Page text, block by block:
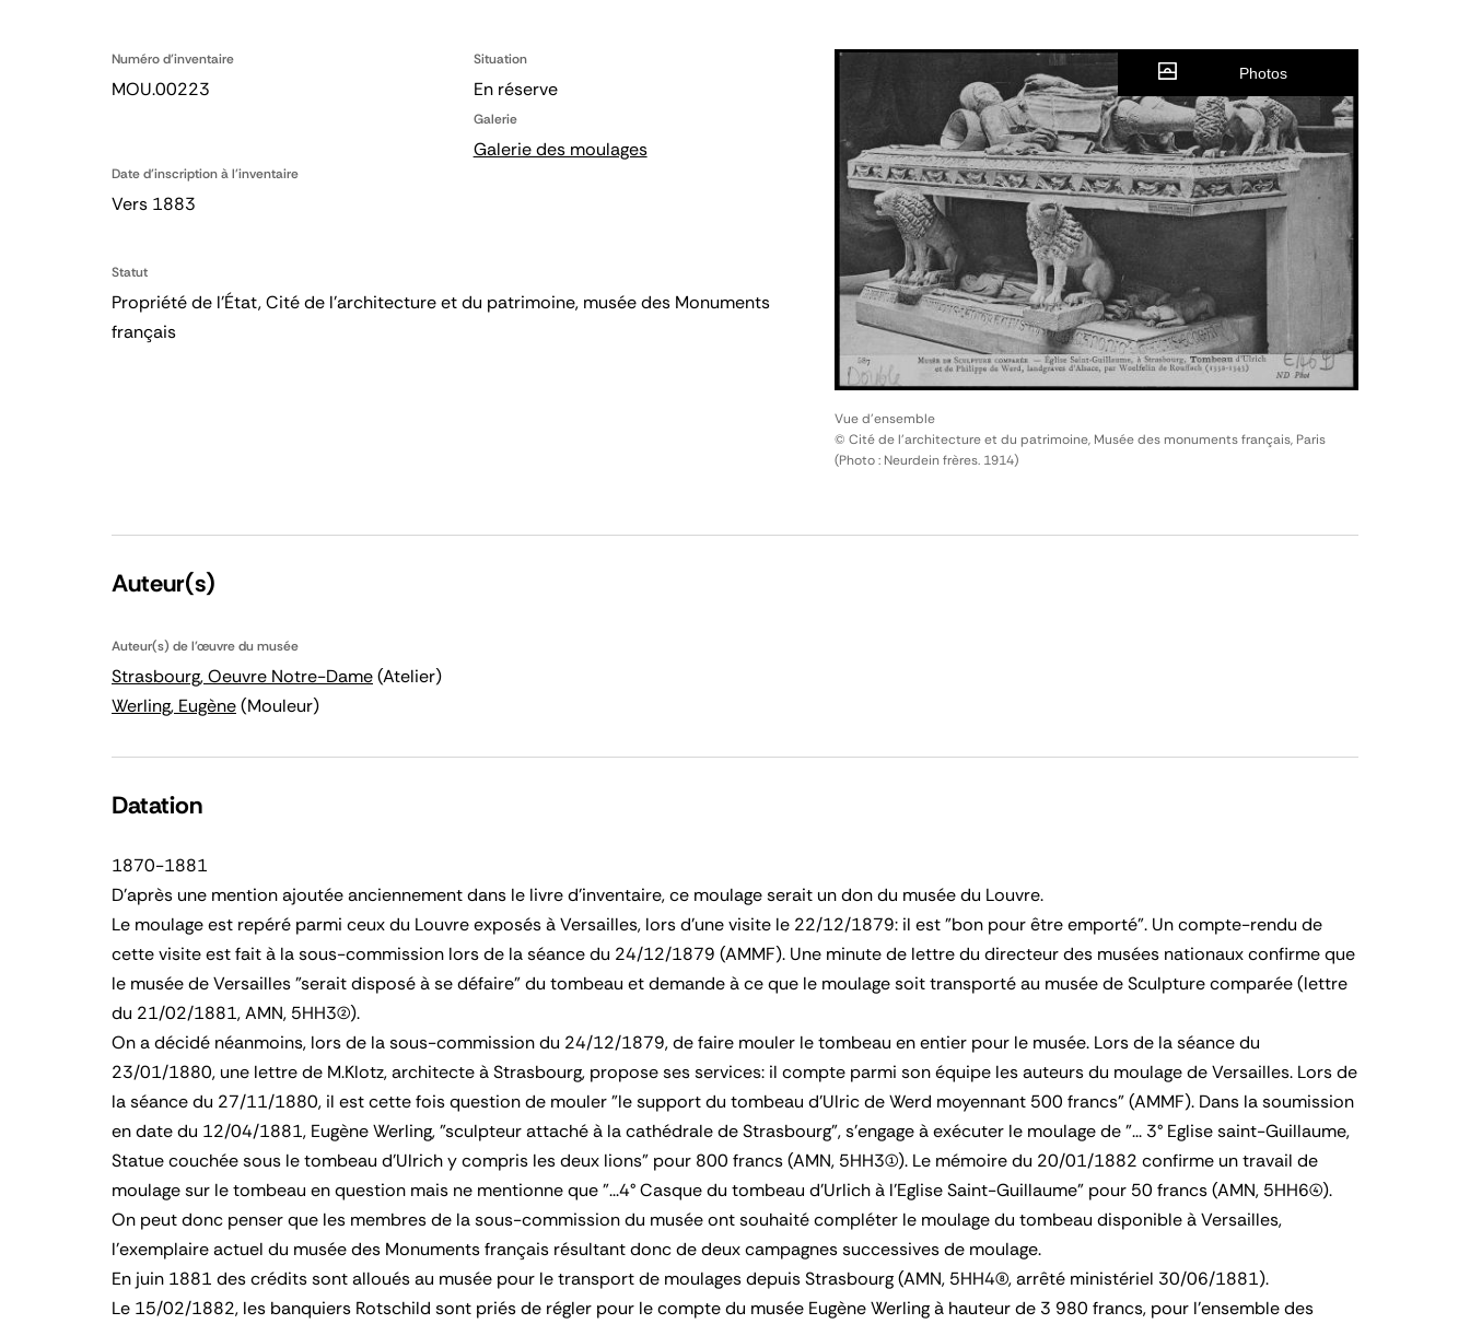
Numéro d'inventaire
MOU.00223
Situation
En réserve
Galerie
Galerie des moulages
Date d'inscription à l'inventaire
Vers 1883
Statut
Propriété de l’État, Cité de l’architecture et du patrimoine, musée des Monuments
français
Vue d'ensemble
© Cité de l'architecture et du patrimoine, Musée des monuments français, Paris
(Photo : Neurdein frères. 1914)
Photos
Auteur(s)
Auteur(s) de l'œuvre du musée
Strasbourg, Oeuvre Notre-Dame(Atelier)
Werling, Eugène(Mouleur)
Datation
1870-1881
D'après une mention ajoutée anciennement dans le livre d'inventaire, ce moulage serait un don du musée du Louvre.
Le moulage est repéré parmi ceux du Louvre exposés à Versailles, lors d'une visite le 22/12/1879: il est "bon pour être emporté". Un compte-rendu de
cette visite est fait à la sous-commission lors de la séance du 24/12/1879 (AMMF). Une minute de lettre du directeur des musées nationaux confirme que
le musée de Versailles "serait disposé à se défaire" du tombeau et demande à ce que le moulage soit transporté au musée de Sculpture comparée (lettre
du 21/02/1881, AMN, 5HH3(2)).
On a décidé néanmoins, lors de la sous-commission du 24/12/1879, de faire mouler le tombeau en entier pour le musée. Lors de la séance du
23/01/1880, une lettre de M.Klotz, architecte à Strasbourg, propose ses services: il compte parmi son équipe les auteurs du moulage de Versailles. Lors de
la séance du 27/11/1880, il est cette fois question de mouler "le support du tombeau d'Ulric de Werd moyennant 500 francs" (AMMF). Dans la soumission
en date du 12/04/1881, Eugène Werling, "sculpteur attaché à la cathédrale de Strasbourg", s'engage à exécuter le moulage de "... 3° Eglise saint-Guillaume,
Statue couchée sous le tombeau d'Ulrich y compris les deux lions" pour 800 francs (AMN, 5HH3(1)). Le mémoire du 20/01/1882 confirme un travail de
moulage sur le tombeau en question mais ne mentionne que "...4° Casque du tombeau d'Urlich à l'Eglise Saint-Guillaume" pour 50 francs (AMN, 5HH6(4)).
On peut donc penser que les membres de la sous-commission du musée ont souhaité compléter le moulage du tombeau disponible à Versailles,
l'exemplaire actuel du musée des Monuments français résultant donc de deux campagnes successives de moulage.
En juin 1881 des crédits sont alloués au musée pour le transport de moulages depuis Strasbourg (AMN, 5HH4(8), arrêté ministériel 30/06/1881).
Le 15/02/1882, les banquiers Rotschild sont priés de régler pour le compte du musée Eugène Werling à hauteur de 3 980 francs, pour l'ensemble des